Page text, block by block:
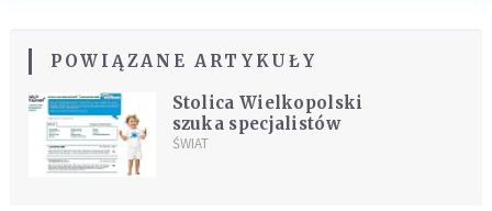
POWIĄZANE ARTYKUŁY
Stolica Wielkopolski
szuka specjalistów
ŚWIAT